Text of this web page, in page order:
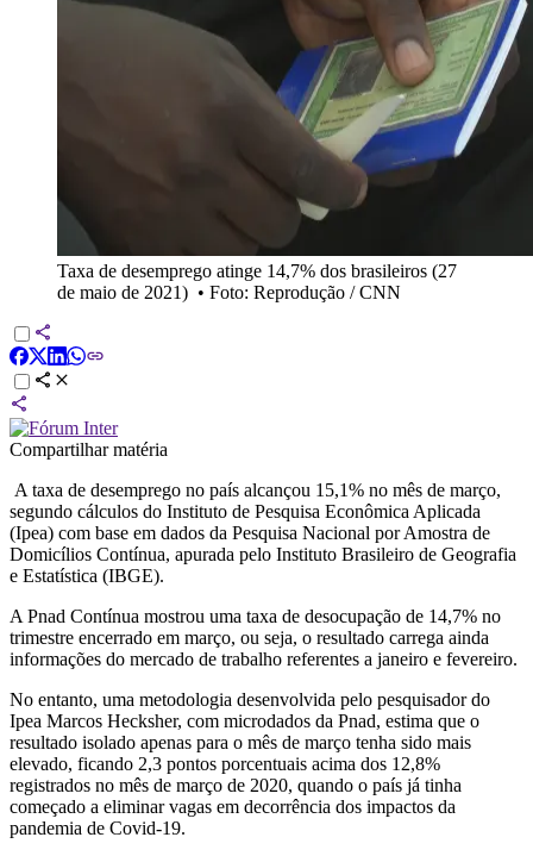
Taxa de desemprego atinge 14,7% dos brasileiros (27
de maio de 2021) • Foto: Reprodução / CNN
Compartilhar matéria
A taxa de desemprego no país alcançou 15,1% no mês de março,
segundo cálculos do Instituto de Pesquisa Econômica Aplicada
(Ipea) com base em dados da Pesquisa Nacional por Amostra de
Domicílios Contínua, apurada pelo Instituto Brasileiro de Geografia
e Estatística (IBGE).
A Pnad Contínua mostrou uma taxa de desocupação de 14,7% no
trimestre encerrado em março, ou seja, o resultado carrega ainda
informações do mercado de trabalho referentes a janeiro e fevereiro.
No entanto, uma metodologia desenvolvida pelo pesquisador do
Ipea Marcos Hecksher, com microdados da Pnad, estima que o
resultado isolado apenas para o mês de março tenha sido mais
elevado, ficando 2,3 pontos porcentuais acima dos 12,8%
registrados no mês de março de 2020, quando o país já tinha
começado a eliminar vagas em decorrência dos impactos da
pandemia de Covid-19.